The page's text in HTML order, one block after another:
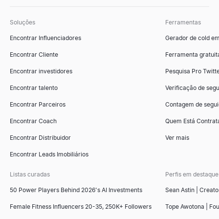
Gerador de Perguntas para Entrevista
Explorar→
Gerador de Carta de Recomendação
Explorar→
Avaliador de Currículos com IA
Carregue um currículo e cole uma descrição de vaga para
Explorar→
Avaliador de Fit ICP
Explorar→
Gerador de esboço de apresentação de vendas
Explorar→
Ferramenta de Comparação de Concorrentes
Ferramenta gratuita de comparação de concorrentes com IA.
Explorar→
Soluções
Encontrar Influenciadores
Encontrar Cliente
Encontrar investidores
Encontrar talento
Encontrar Parceiros
Encontrar Coach
Encontrar Distribuidor
Encontrar Leads Imobiliários
Ferramentas
Gerador de cold
Ferramenta
Pesquisa Pro
Verificação de
Contagem de
Quem Está
Ver mais
Listas curadas
50 Power Players Behind 2026's AI Investments
Female Fitness Influencers 20-35, 250K+ Followers
Perfis em destaque
Sean Astin |
Tope Awotona |